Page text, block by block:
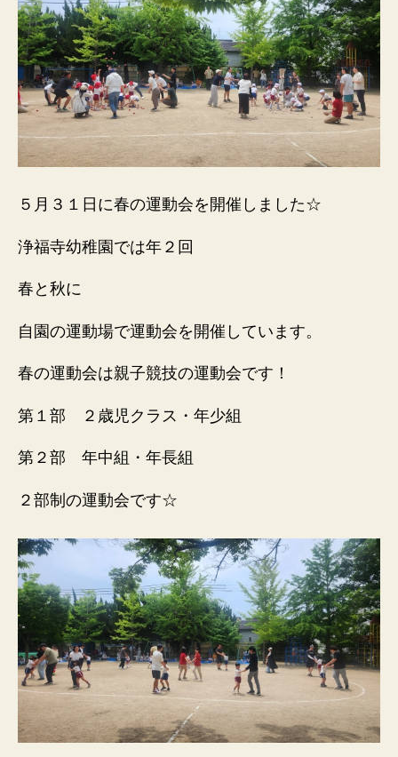
５月３１日に春の運動会を開催しました☆
浄福寺幼稚園では年２回
春と秋に
自園の運動場で運動会を開催しています。
春の運動会は親子競技の運動会です！
第１部 ２歳児クラス・年少組
第２部 年中組・年長組
２部制の運動会です☆